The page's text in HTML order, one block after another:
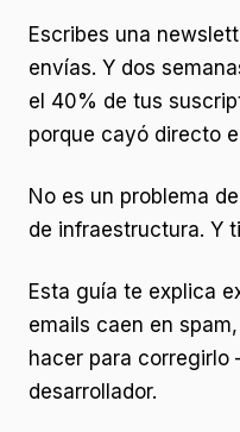
Escribes una
envías. Y dos
el 40% de tus
porque cayó directo
No es un problema
de infraestructura. Y
Esta guía te explica
emails caen en
hacer para
desarrollador.